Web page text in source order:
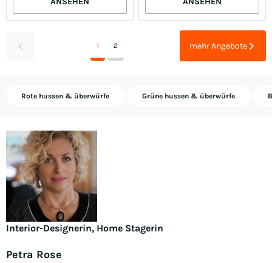
1 2 mehr Angebote
Rote hussen & überwürfe Grüne hussen & überwürfe
Interior-Designerin, Home Stagerin
Petra Rose